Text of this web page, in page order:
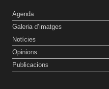
Agenda
Galeria d’imatges
Notícies
Opinions
Publicacions